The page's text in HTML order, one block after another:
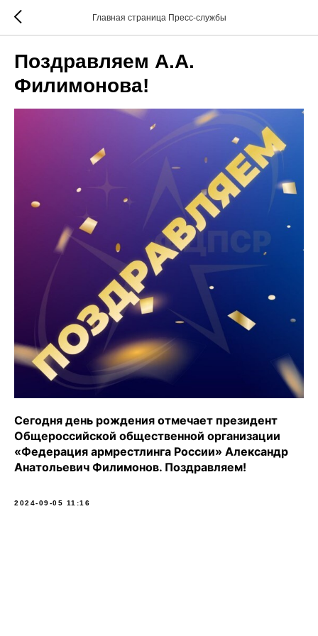
Главная страница Пресс-службы
Поздравляем А.А.
Филимонова!
Сегодня день рождения отмечает президент
Общероссийской общественной организации
«Федерация армрестлинга России» Александр
Анатольевич Филимонов. Поздравляем!
2024-09-05 11:16